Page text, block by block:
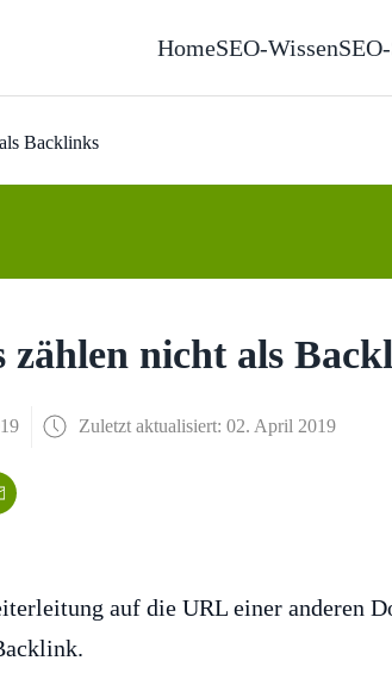
HomeSEO-Wissen
Backlinks
zählen nicht als
Zuletzt aktualisiert: 02. April 2019
auf die URL einer anderen